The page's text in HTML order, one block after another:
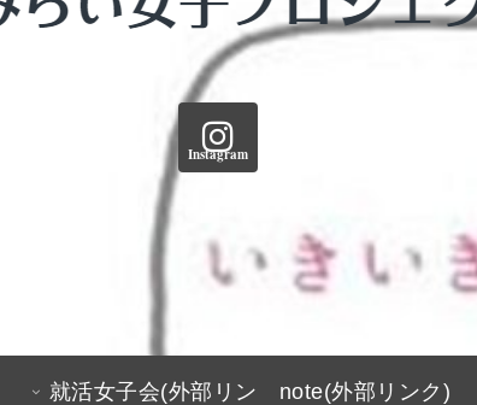
Instagram
就活女子会(外部リン note(外部リンク)